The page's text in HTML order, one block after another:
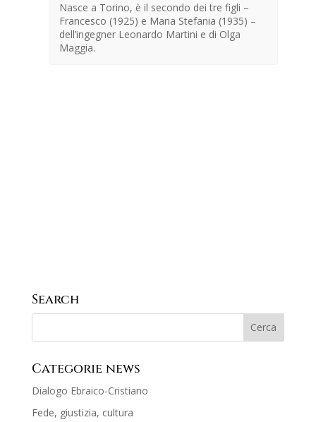
Nasce a Torino, è il secondo dei tre figli –
Francesco (1925) e Maria Stefania (1935) –
dell’ingegner Leonardo Martini e di Olga
Maggia.
Search
Categorie news
Dialogo Ebraico-Cristiano
Fede, giustizia, cultura